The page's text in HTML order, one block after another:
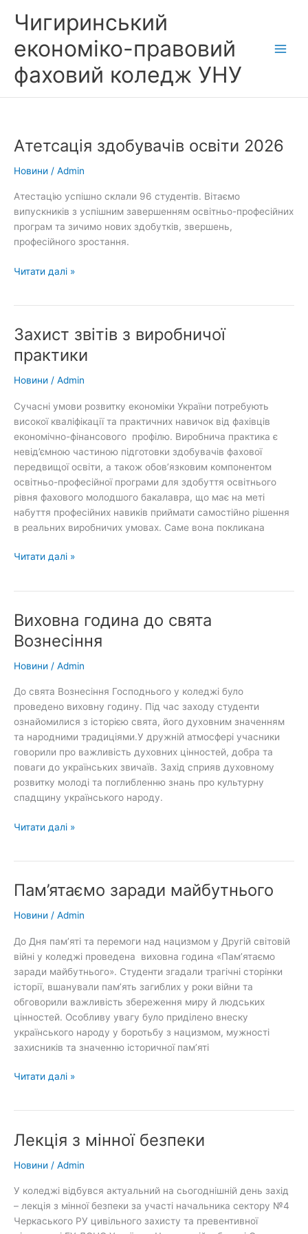
Чигиринський
економіко-правовий
фаховий коледж УНУ
Атетсація здобувачів освіти 2026
Новини / Admin
Атестацію успішно склали 96 студентів. Вітаємо
випускників з успішним завершенням освітньо-професійних
програм та зичимо нових здобутків, звершень,
професійного зростання.
Атетсація
Читати далі »
Захист звітів з виробничої
практики
Новини / Admin
Сучасні умови розвитку економіки України потребують
високої кваліфікації та практичних навичок від фахівців
економічно-фінансового профілю. Виробнича практика є
невід’ємною частиною підготовки здобувачів фахової
передвищої освіти, а також обов’язковим компонентом
освітньо-професійної програми для здобуття освітнього
рівня фахового молодшого бакалавра, що має на меті
набуття професійних навиків приймати самостійно рішення
в реальних виробничих умовах. Саме вона покликана
Захист
практики
Читати далі »
Виховна година до свята
Вознесіння
Новини / Admin
До свята Вознесіння Господнього у коледжі було
проведено виховну годину. Під час заходу студенти
ознайомилися з історією свята, його духовним значенням
та народними традиціями.У дружній атмосфері учасники
говорили про важливість духовних цінностей, добра та
поваги до українських звичаїв. Захід сприяв духовному
розвитку молоді та поглибленню знань про культурну
спадщину українського народу.
Виховна
Вознесіння
Читати далі »
Пам’ятаємо заради майбутнього
Новини / Admin
До Дня пам’яті та перемоги над нацизмом у Другій світовій
війні у коледжі проведена виховна година «Пам’ятаємо
заради майбутнього». Студенти згадали трагічні сторінки
історії, вшанували пам’ять загиблих у роки війни та
обговорили важливість збереження миру й людських
цінностей. Особливу увагу було приділено внеску
українського народу у боротьбу з нацизмом, мужності
захисників та значенню історичної пам’яті
Пам’ятаємо
Читати далі »
Лекція з мінної безпеки
Новини / Admin
У коледжі відбувся актуальний на сьогоднішній день захід
– лекція з мінної безпеки за участі начальника сектору №4
Черкаського РУ цивільного захисту та превентивної